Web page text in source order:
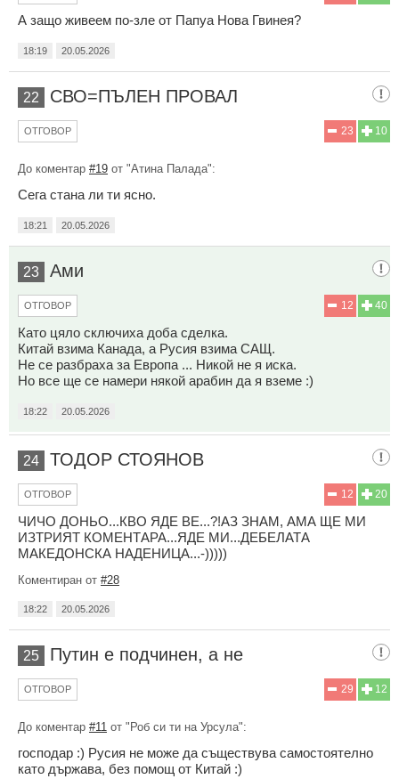
А защо живеем по-зле от Папуа Нова Гвинея?
18:19 20.05.2026
22 СВО=ПЪЛЕН ПРОВАЛ
10
23
ОТГОВОР
До коментар #19 от "Атина Палада":
Сега стана ли ти ясно.
18:21 20.05.2026
23 Ами
40
12
ОТГОВОР
Като цяло сключиха доба сделка.
Китай взима Канада, а Русия взима САЩ.
Не се разбраха за Европа ... Никой не я иска.
Но все ще се намери някой арабин да я вземе :)
18:22 20.05.2026
24 ТОДОР СТОЯНОВ
20
12
ОТГОВОР
ЧИЧО ДОНЬО...КВО ЯДЕ ВЕ...?!АЗ ЗНАМ, АМА ЩЕ МИ
ИЗТРИЯТ КОМЕНТАРА...ЯДЕ МИ...ДЕБЕЛАТА
МАКЕДОНСКА НАДЕНИЦА...-)))))
Коментиран от #28
18:22 20.05.2026
25 Путин е подчинен, а не
12
29
ОТГОВОР
До коментар #11 от "Роб си ти на Урсула":
господар :) Русия не може да съществува самостоятелно
като държава, без помощ от Китай :)